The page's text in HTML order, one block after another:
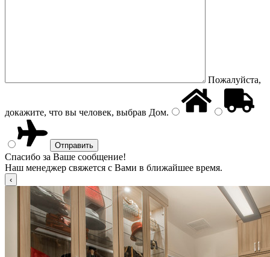
Пожалуйста,
докажите, что вы человек, выбрав Дом.
Спасибо за Ваше сообщение!
Наш менеджер свяжется с Вами в ближайшее время.